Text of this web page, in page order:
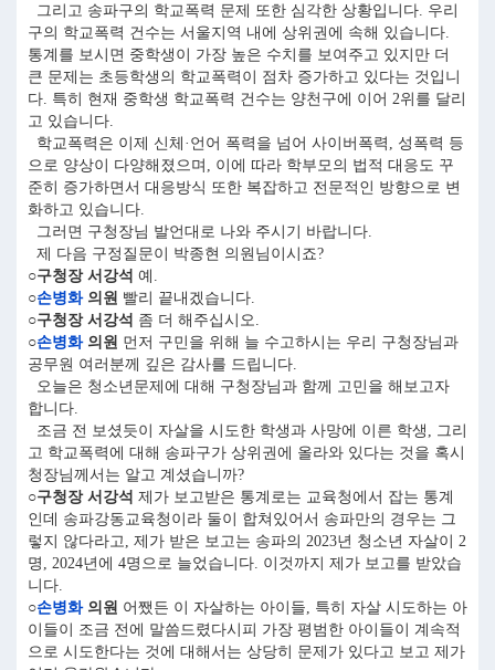
그리고 송파구의 학교폭력 문제 또한 심각한 상황입니다. 우리
구의 학교폭력 건수는 서울지역 내에 상위권에 속해 있습니다.
통계를 보시면 중학생이 가장 높은 수치를 보여주고 있지만 더
큰 문제는 초등학생의 학교폭력이 점차 증가하고 있다는 것입니
다. 특히 현재 중학생 학교폭력 건수는 양천구에 이어 2위를 달리
고 있습니다.
학교폭력은 이제 신체·언어 폭력을 넘어 사이버폭력, 성폭력 등
으로 양상이 다양해졌으며, 이에 따라 학부모의 법적 대응도 꾸
준히 증가하면서 대응방식 또한 복잡하고 전문적인 방향으로 변
화하고 있습니다.
그러면 구청장님 발언대로 나와 주시기 바랍니다.
제 다음 구정질문이 박종현 의원님이시죠?
○구청장 서강석 예.
○손병화의원 빨리 끝내겠습니다.
○구청장 서강석 좀 더 해주십시오.
○손병화의원 먼저 구민을 위해 늘 수고하시는 우리 구청장님과
공무원 여러분께 깊은 감사를 드립니다.
오늘은 청소년문제에 대해 구청장님과 함께 고민을 해보고자
합니다.
조금 전 보셨듯이 자살을 시도한 학생과 사망에 이른 학생, 그리
고 학교폭력에 대해 송파구가 상위권에 올라와 있다는 것을 혹시
청장님께서는 알고 계셨습니까?
○구청장 서강석 제가 보고받은 통계로는 교육청에서 잡는 통계
인데 송파강동교육청이라 둘이 합쳐있어서 송파만의 경우는 그
렇지 않다라고, 제가 받은 보고는 송파의 2023년 청소년 자살이 2
명, 2024년에 4명으로 늘었습니다. 이것까지 제가 보고를 받았습
니다.
○손병화의원 어쨌든 이 자살하는 아이들, 특히 자살 시도하는 아
이들이 조금 전에 말씀드렸다시피 가장 평범한 아이들이 계속적
으로 시도한다는 것에 대해서는 상당히 문제가 있다고 보고 제가